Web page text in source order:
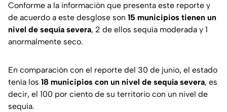
Conforme a la información que presenta este reporte y
de acuerdo a este desglose son 15 municipios tienen un
nivel de sequía severa, 2 de ellos sequía moderada y 1
anormalmente seco.
En comparación con el reporte del 30 de junio, el estado
tenía los 18 municipios con un nivel de sequía severa, es
decir, el 100 por ciento de su territorio con un nivel de
sequía.